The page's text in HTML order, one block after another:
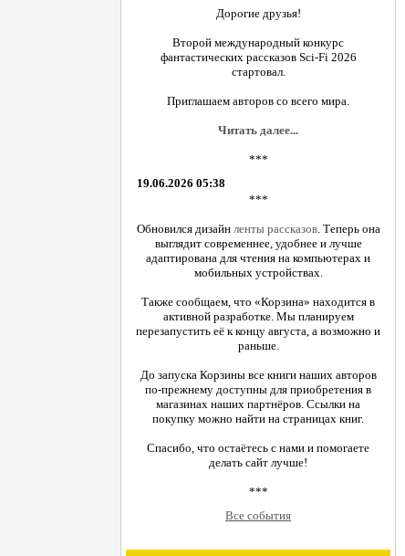
Дорогие друзья!
Второй международный конкурс
фантастических рассказов Sci-Fi 2026
стартовал.
Приглашаем авторов со всего мира.
Читать далее...
***
19.06.2026 05:38
***
Обновился дизайн ленты рассказов. Теперь она
выглядит современнее, удобнее и лучше
адаптирована для чтения на компьютерах и
мобильных устройствах.
Также сообщаем, что «Корзина» находится в
активной разработке. Мы планируем
перезапустить её к концу августа, а возможно и
раньше.
До запуска Корзины все книги наших авторов
по-прежнему доступны для приобретения в
магазинах наших партнёров. Ссылки на
покупку можно найти на страницах книг.
Спасибо, что остаётесь с нами и помогаете
делать сайт лучше!
***
Все события